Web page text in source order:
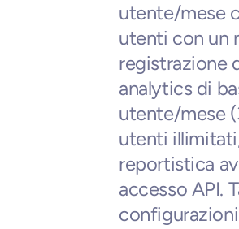
utente/mese
utenti con un
registrazione
analytics di
utente/mese
utenti
reportistica
accesso API.